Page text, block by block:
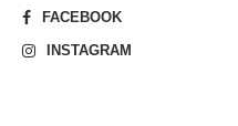
FACEBOOK
INSTAGRAM